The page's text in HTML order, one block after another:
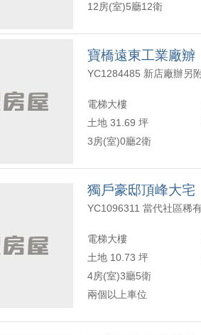
萬 -
12房(室)5廳12衛
寶橋遠東工業廠
電梯大樓
土地 31.69 坪
3房(室)0廳2衛
獨戶豪邸頂峰大
電梯大樓
土地 10.73 坪
4房(室)3廳5衛
兩個以上車位